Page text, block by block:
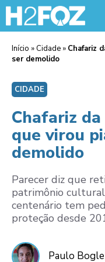
Início » Cidade » Chafariz
ser demolido
CIDADE
Chafariz
que virou
demolido
Parecer diz que
patrimônio
centenário tem
proteção desde
Paulo